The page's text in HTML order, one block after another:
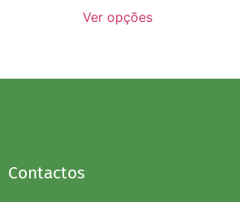
Ver opções
Contactos